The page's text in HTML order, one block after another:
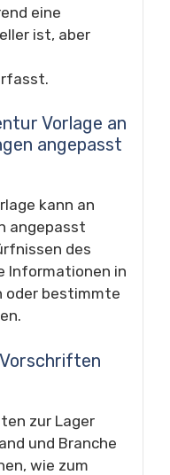
eine
ist, aber
Vorlage an
angepasst
kann an
angepasst
des
Informationen in
oder bestimmte
zur Lager
und Branche
wie zum